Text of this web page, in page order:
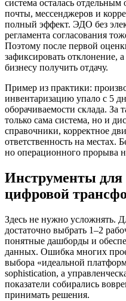
система осталась
почты, мессенджеров и
полный эффект. ЭДО без
регламента согласования
Поэтому после первой
зафиксировать отклонение,
бизнесу получить отдачу.
Пример из практики:
инвентаризацию упало с 5
оборачиваемости склада.
только сама система, но и
справочники, корректное
ответственность на местах.
но операционного прорыва
Инструменты для
цифровой
Здесь не нужно усложнять.
достаточно выбрать 1–2
понятные дашборды и
данных. Ошибка многих
выбора «идеальной
sophistication, а
показатели собирались
принимать решения.